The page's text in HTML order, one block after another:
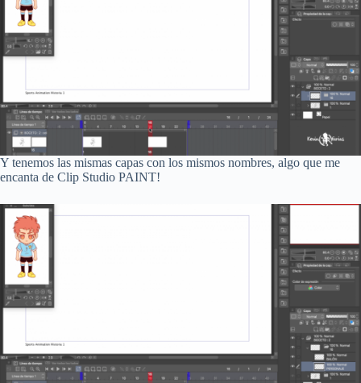
Y tenemos las mismas capas con los mismos nombres, algo que me
encanta de Clip Studio PAINT!